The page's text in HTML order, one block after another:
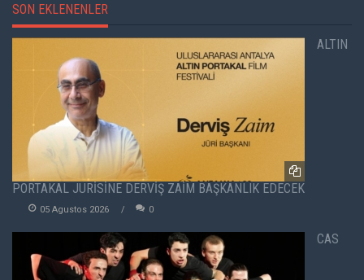
SON EKLENENLER
ALTIN
PORTAKAL JÜRİSİNE DERVİŞ ZAİM BAŞKANLIK EDECEK
05 Agustos 2026 0
CAS